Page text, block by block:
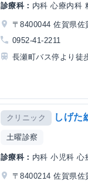
診療科： 内科 心療内科
〒8400044 佐賀県佐
0952-41-2211
長瀬町バス停より徒
クリニック しげた
土曜診察
診療科： 内科 小児科 心
〒8400214 佐賀県佐